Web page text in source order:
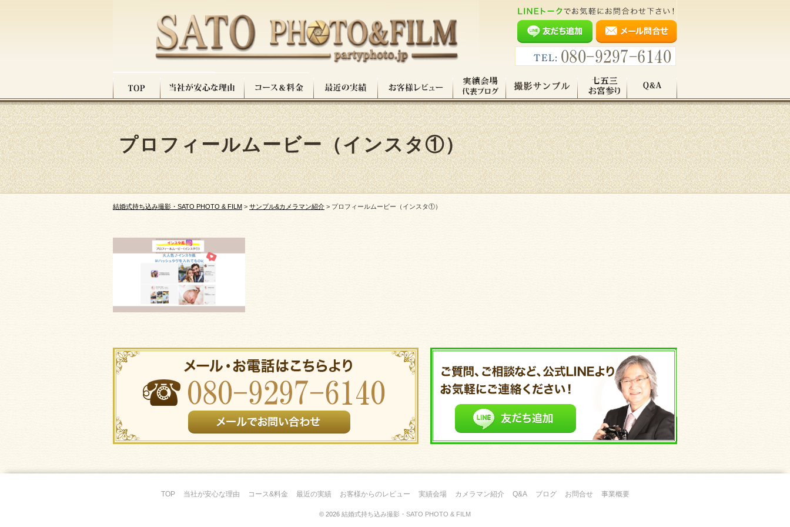
プロフィールムービー（インスタ①）
結婚式持ち込み撮影・SATO PHOTO & FILM > サンプル&カメラマン紹介 > プロフィールムービー（インスタ①）
TOP 当社が安心な理由 コース&料金 最近の実績 お客様からのレビュー 実績会場 カメラマン紹介 Q&A ブログ お問合せ 事業概要
© 2026 結婚式持ち込み撮影・SATO PHOTO & FILM